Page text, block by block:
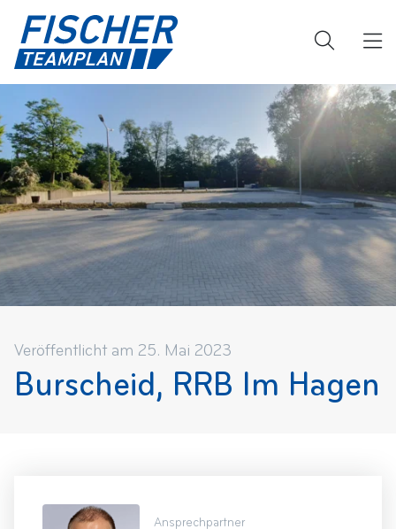
Veröffentlicht am 25. Mai 2023
Burscheid, RRB Im Hagen
Ansprechpartner